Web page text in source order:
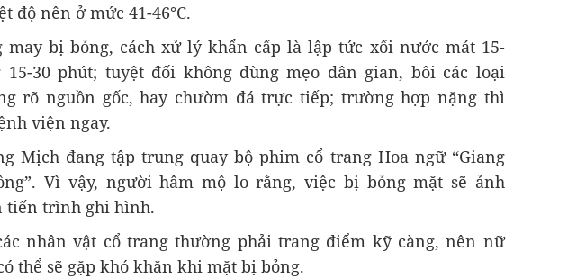
độ nên ở mức 41-46°C.
may bị bỏng, cách xử lý khẩn cấp là lập tức xối nước mát 15-
15-30 phút; tuyệt đối không dùng mẹo dân gian, bôi các loại
rõ nguồn gốc, hay chườm đá trực tiếp; trường hợp nặng thì
viện ngay.
Mịch đang tập trung quay bộ phim cổ trang Hoa ngữ “Giang
Vì vậy, người hâm mộ lo rằng, việc bị bỏng mặt sẽ ảnh
tiến trình ghi hình.
nhân vật cổ trang thường phải trang điểm kỹ càng, nên nữ
thể sẽ gặp khó khăn khi mặt bị bỏng.